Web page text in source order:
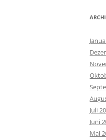
Juli
Juni
Mai